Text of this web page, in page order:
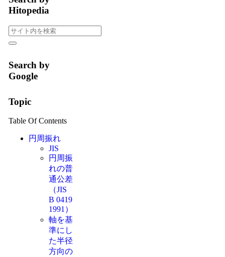
Hitopedia
Search by
Google
Topic
Table Of Contents
円周振れ
JIS
円周振
れの普
通公差
（JIS
B 0419
1991）
軸を基
準にし
た半径
方向の